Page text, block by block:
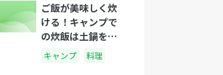
ご飯が美味しく炊
ける！キャンプで
の炊飯は土鍋を使
おう！
キャンプ 料理